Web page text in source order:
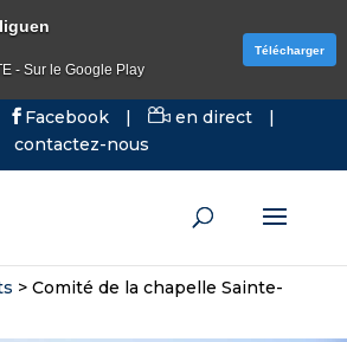
Facebook | en direct
|
contactez-nous
> Comité de la chapelle Sainte-
- Sur le Google Play
Télécharger